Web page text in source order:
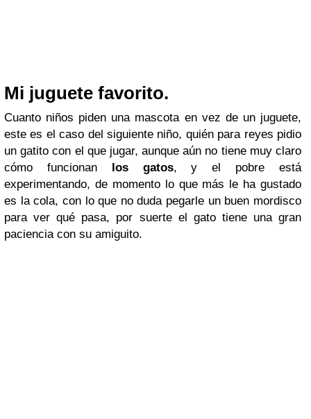
Mi juguete favorito.
Cuanto niños piden una mascota en vez de un juguete,
este es el caso del siguiente niño, quién para reyes pidio
un gatito con el que jugar, aunque aún no tiene muy claro
cómo funcionan
los gatos, y el pobre está
experimentando, de momento lo que más le ha gustado
es la cola, con lo que no duda pegarle un buen mordisco
para ver qué pasa, por suerte el gato tiene una gran
paciencia con su amiguito.